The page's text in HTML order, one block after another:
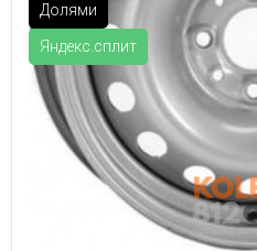
Долями
Яндекс.сплит